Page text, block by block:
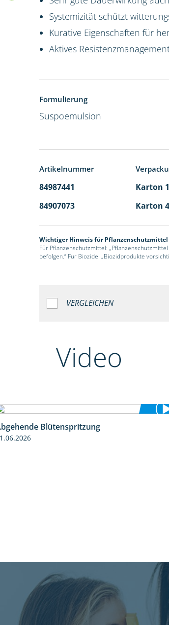
Systemizität schützt
Kurative Eigenschaften für
Aktives
Formulierung
Suspoemulsion
Artikelnummer
84987441 Karton
84907073
Karton
Wichtiger Hinweis für
Für Pflanzenschutzmittel:
befolgen.“ Für Biozide: „Biozidprodukte
VERGLEICHEN
Video
Blütenspritzung